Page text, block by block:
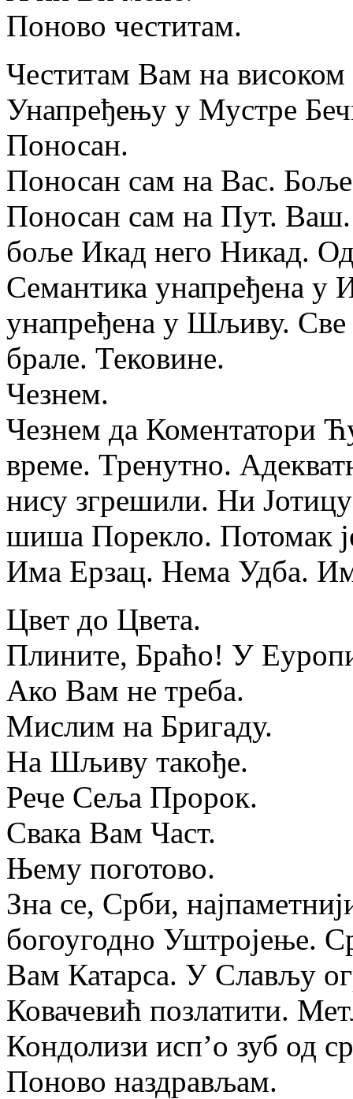
Поново честитам.
Честитам Вам на
Унапређењу у Мустре
Поносан.
Поносан сам на Вас.
Поносан сам на Пут.
боље Икад него Никад.
Семантика унапређена у
унапређена у Шљиву. Све
брале. Тековине.
Чезнем.
Чезнем да Коментатори
време. Тренутно.
нису згрешили. Ни
шиша Порекло. Потомак
Има Ерзац. Нема Удба.
Цвет до Цвета.
Плините, Браћо! У
Ако Вам не треба.
Мислим на Бригаду.
На Шљиву такође.
Рече Сеља Пророк.
Свака Вам Част.
Њему поготово.
Зна се, Срби,
богоугодно Уштројење.
Вам Катарса. У Слављу
Ковачевић позлатити.
Кондолизи исп’о зуб од
Поново наздрављам.